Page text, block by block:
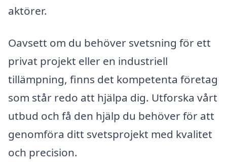
aktörer.
Oavsett om du behöver svetsning för ett
privat projekt eller en industriell
tillämpning, finns det kompetenta företag
som står redo att hjälpa dig. Utforska vårt
utbud och få den hjälp du behöver för att
genomföra ditt svetsprojekt med kvalitet
och precision.